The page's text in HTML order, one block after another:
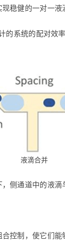
稳健的一对一液
系统的配对效率
液滴合并
侧通道中的液
控制，使它们